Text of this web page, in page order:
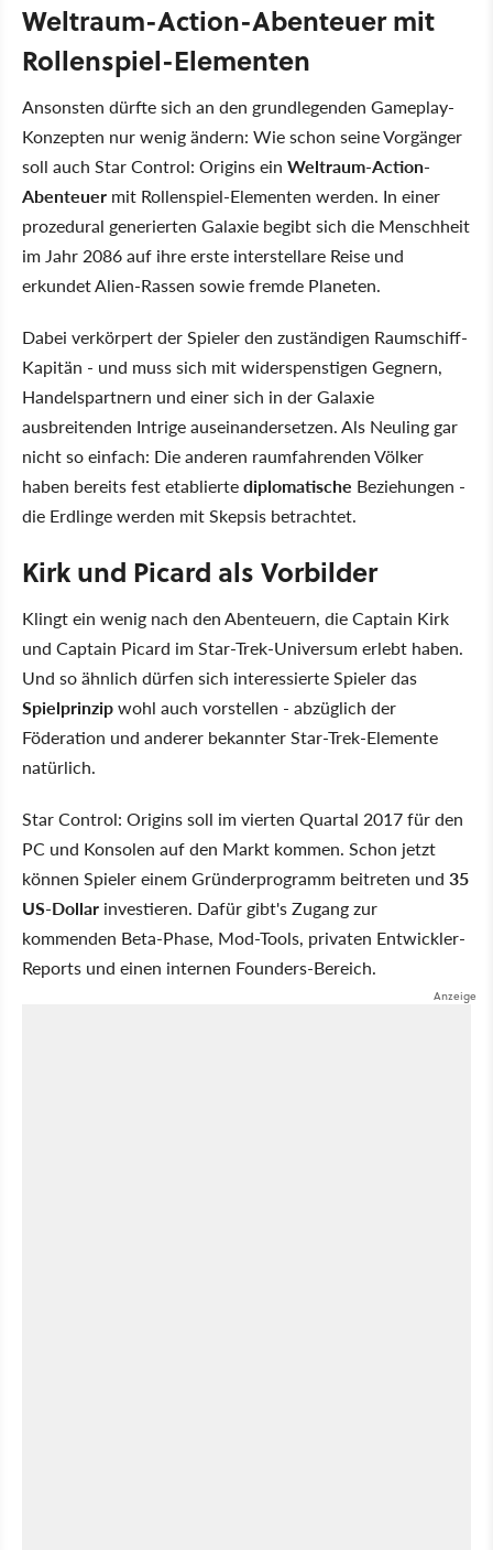
Weltraum-Action-Abenteuer mit
Rollenspiel-Elementen
Ansonsten dürfte sich an den grundlegenden Gameplay-
Konzepten nur wenig ändern: Wie schon seine Vorgänger
soll auch Star Control: Origins ein Weltraum-Action-
Abenteuer mit Rollenspiel-Elementen werden. In einer
prozedural generierten Galaxie begibt sich die Menschheit
im Jahr 2086 auf ihre erste interstellare Reise und
erkundet Alien-Rassen sowie fremde Planeten.
Dabei verkörpert der Spieler den zuständigen Raumschiff-
Kapitän - und muss sich mit widerspenstigen Gegnern,
Handelspartnern und einer sich in der Galaxie
ausbreitenden Intrige auseinandersetzen. Als Neuling gar
nicht so einfach: Die anderen raumfahrenden Völker
haben bereits fest etabliertediplomatische Beziehungen -
die Erdlinge werden mit Skepsis betrachtet.
Kirk und Picard als Vorbilder
Klingt ein wenig nach den Abenteuern, die Captain Kirk
und Captain Picard im Star-Trek-Universum erlebt haben.
Und so ähnlich dürfen sich interessierte Spieler das
Spielprinzipwohl auch vorstellen - abzüglich der
Föderation und anderer bekannter Star-Trek-Elemente
natürlich.
Star Control: Origins soll im vierten Quartal 2017 für den
PC und Konsolen auf den Markt kommen. Schon jetzt
können Spieler einem Gründerprogramm beitreten und 35
US-Dollar investieren. Dafür gibt's Zugang zur
kommenden Beta-Phase, Mod-Tools, privaten Entwickler-
Reports und einen internen Founders-Bereich.